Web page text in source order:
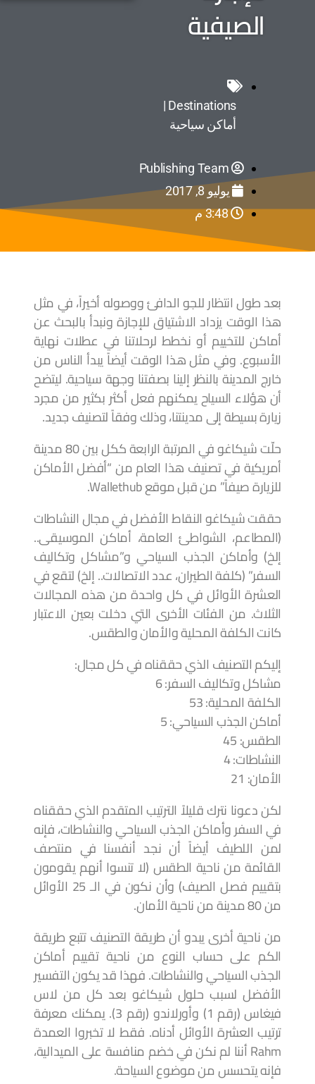
الصيفية
Destinations |
أماكن سياحية
Publishing Team
يوليو 8, 2017
3:48 م
بعد طول انتظار للجو الدافئ ووصوله أخيراً، في مثل
هذا الوقت يزداد الاشتياق للإجازة ونبدأ بالبحث عن
أماكن للتخييم أو نخطط لرحلاتنا في عطلات نهاية
الأسبوع. وفي مثل هذا الوقت أيضاً يبدأ الناس من
خارج المدينة بالنظر إلينا بصفتنا وجهة سياحية. ليتضح
أن هؤلاء السياح يمكنهم فعل أكثر بكثير من مجرد
زيارة بسيطة إلى مدينتنا، وذلك وفقاً لتصنيف جديد.
حلّت شيكاغو في المرتبة الرابعة ككل بين 80 مدينة
أمريكية في تصنيف هذا العام من “أفضل الأماكن
للزيارة صيفاً” من قبل موقع Wallethub.
حققت شيكاغو النقاط الأفضل في مجال النشاطات
(المطاعم، الشواطئ العامة، أماكن الموسيقى..
إلخ) وأماكن الجذب السياحي و”مشاكل وتكاليف
السفر” (كلفة الطيران، عدد الاتصالات.. إلخ) لتقع في
العشرة الأوائل في كل واحدة من هذه المجالات
الثلاث. من الفئات الأخرى التي دخلت بعين الاعتبار
كانت الكلفة المحلية والأمان والطقس.
إليكم التصنيف الذي حققناه في كل مجال:
مشاكل وتكاليف السفر: 6
الكلفة المحلية: 53
أماكن الجذب السياحي: 5
الطقس: 45
النشاطات: 4
الأمان: 21
لكن دعونا نترك قليلاً الترتيب المتقدم الذي حققناه
في السفر وأماكن الجذب السياحي والنشاطات، فإنه
لمن اللطيف أيضاً أن نجد أنفسنا في منتصف
القائمة من ناحية الطقس (لا تنسوا أنهم يقومون
بتقييم فصل الصيف) وأن نكون في الـ 25 الأوائل
من 80 مدينة من ناحية الأمان.
من ناحية أخرى يبدو أن طريقة التصنيف تتبع طريقة
الكم على حساب النوع من ناحية تقييم أماكن
الجذب السياحي والنشاطات. فهذا قد يكون التفسير
الأفضل لسبب حلول شيكاغو بعد كل من لاس
فيغاس (رقم 1) وأورلاندو (رقم 3). يمكنك معرفة
ترتيب العشرة الأوائل أدناه. فقط لا تخبروا العمدة
Rahm أننا لم نكن في خضم منافسة على الميدالية،
فإنه يتحسس من موضوع السياحة.